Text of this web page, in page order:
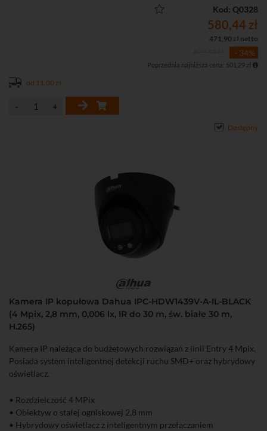
• Funkcje obrazu: WDR 120 dB, 3D-DNR, ROI, BLC, HLCKod: Q0328
580,44 zł
471,90 zł netto
- 34%
Poprzednia najniższa cena: 501,29 zł
od 11,00 zł
Dostępny
Kamera IP kopułowa Dahua IPC-HDW1439V-A-IL-BLACK
(4 Mpix, 2,8 mm, 0,006 lx, IR do 30 m, św. białe 30 m,
H.265)
Kamera IP należąca do budżetowych rozwiązań z linii Entry 4 Mpix.
Posiada system inteligentnej detekcji ruchu SMD+ oraz hybrydowy
oświetlacz.
• Rozdzielczość 4 MPix
• Obiektyw o stałej ogniskowej 2,8 mm
• Hybrydowy oświetlacz z inteligentnym przełączaniem